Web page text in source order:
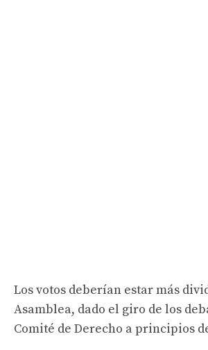
Los votos deberían estar más
Asamblea, dado el giro de los
Comité de Derecho a principios